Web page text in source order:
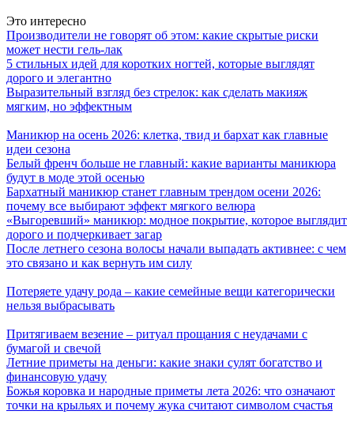
Это интересно
Производители не говорят об этом: какие скрытые риски
может нести гель-лак
5 стильных идей для коротких ногтей, которые выглядят
дорого и элегантно
Выразительный взгляд без стрелок: как сделать макияж
мягким, но эффектным
Маникюр на осень 2026: клетка, твид и бархат как главные
идеи сезона
Белый френч больше не главный: какие варианты маникюра
будут в моде этой осенью
Бархатный маникюр станет главным трендом осени 2026:
почему все выбирают эффект мягкого велюра
«Выгоревший» маникюр: модное покрытие, которое выглядит
дорого и подчеркивает загар
После летнего сезона волосы начали выпадать активнее: с чем
это связано и как вернуть им силу
Потеряете удачу рода – какие семейные вещи категорически
нельзя выбрасывать
Притягиваем везение – ритуал прощания с неудачами с
бумагой и свечой
Летние приметы на деньги: какие знаки сулят богатство и
финансовую удачу
Божья коровка и народные приметы лета 2026: что означают
точки на крыльях и почему жука считают символом счастья